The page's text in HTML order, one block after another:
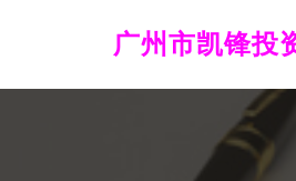
广州市凯锋投